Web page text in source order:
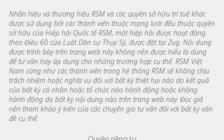
Nhãn hiệu và thương hiệu RSM và các quyền sở hữu trí tuệ khác
được sử dụng bởi các thành viên thuộc mạng lưới đều thuộc quyền
sở hữu của Hiệp hội Quốc tế RSM, một hiệp hội được hoạt động
theo Điều 60 của Luật Dân sự Thụy Sỹ, được đặt tại Zug. Nội dung
được trình bày trên trang web này không nên được hiểu là dùng
để tư vấn hay áp dụng cho những trường hợp cụ thể. RSM Việt
Nam cũng như các thành viên trong hệ thống RSM sẽ không chịu
trách nhiệm hoặc nghĩa vụ đối với bất kỳ thiệt hại nào do kết quả
của bất kỳ cá nhân hoặc tổ chức nào hành động hoặc không
hành động do bất kỳ nội dung nào trên trang web này. Đọc giả
nên tham khảo ý kiến của các chuyên gia tư vấn đối với bất kỳ vấn
đề cụ thể.